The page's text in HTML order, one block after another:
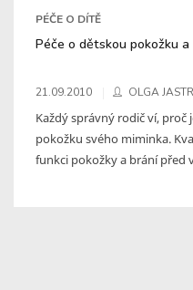
PÉČE O DÍTĚ
Péče o dětskou pokožku a
21.09.2010 OLGA
Každý správný rodič ví,
pokožku svého miminka.
funkci pokožky a brání před